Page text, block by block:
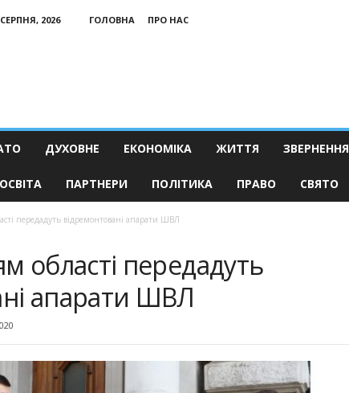
2026 ГОЛОВНА
ПРО НАС
ДУХОВНЕ ЕКОНОМІКА ЖИТТЯ ЗВЕРНЕННЯ
ОСВІТА ПАРТНЕРИ ПОЛІТИКА ПРАВО СВЯТО
передадуть відремонтовані апарати ШВЛ
області передадуть
апарати ШВЛ